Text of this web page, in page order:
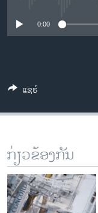
ຊຸມຊົນຊາວລາວ
ສຽງ
ລາຍການກະຈາຍສຽງ
ລາຍງານ
ຕິດຕາມພວກເຮົາ ທີ່
0:00
ແຊຣ໌
ກ່ຽວຂ້ອງກັນ